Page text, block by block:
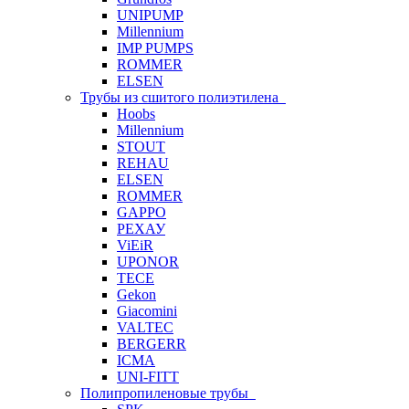
UNIPUMP
Millennium
IMP PUMPS
ROMMER
ELSEN
Трубы из сшитого полиэтилена
Hoobs
Millennium
STOUT
REHAU
ELSEN
ROMMER
GAPPO
РЕХАУ
ViEiR
UPONOR
TECE
Gekon
Giacomini
VALTEC
BERGERR
ICMA
UNI-FITT
Полипропиленовые трубы